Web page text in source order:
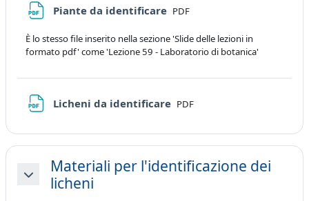
Piante da identificare File
PDF
È lo stesso file inserito nella sezione 'Slide delle lezioni in
formato pdf' come 'Lezione 59 - Laboratorio di botanica'
Licheni da identificare File
PDF
Minimizza
Materiali per l'identificazione dei
licheni